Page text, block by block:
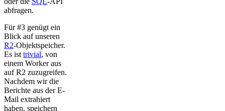
abfragen.
Für #3 genügt ein
Blick auf unseren
R2-Objektspeicher.
Es ist trivial, von
einem Worker aus
auf R2 zuzugreifen.
Nachdem wir die
Berichte aus der E-
Mail extrahiert
haben, speichern